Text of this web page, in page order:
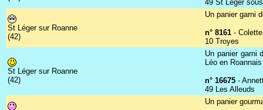
49 St Léger
St Léger sur Roanne
(42)
Un panier garni
n° 8161 -
10 Troyes
St Léger sur Roanne
(42)
Un panier garni
Léo en Roannais
n° 16675 -
49 Les Alleuds
Un panier